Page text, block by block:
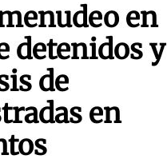
en
detenidos y
de
en